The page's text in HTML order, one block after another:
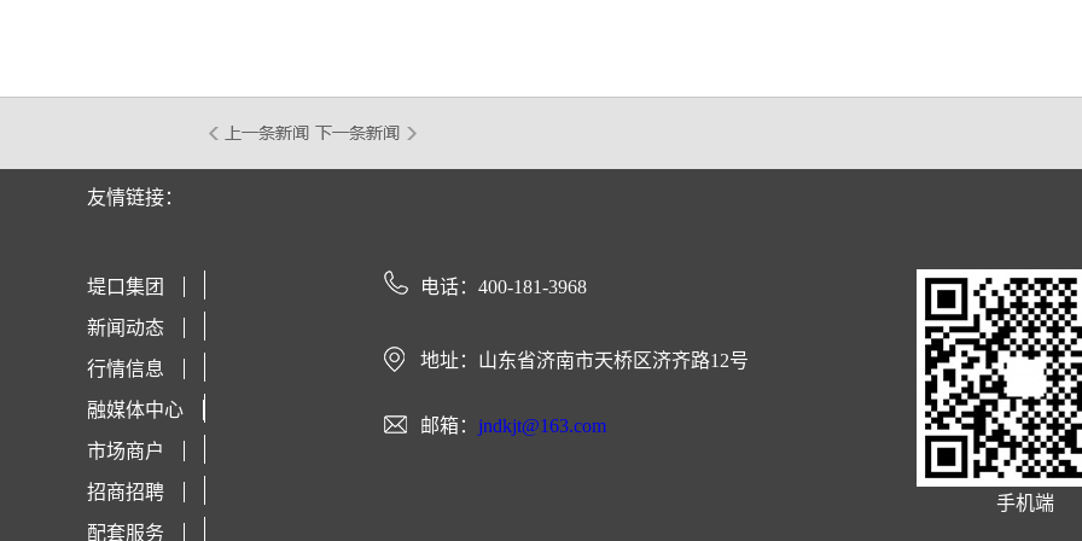
友情链接：
堤口集团
新闻动态
行情信息
融媒体中心
市场商户
招商招聘
配套服务
电话：400-181-3968
地址：山东省济南市天桥区济齐路12号
邮箱： jndkjt@163.com
手机端